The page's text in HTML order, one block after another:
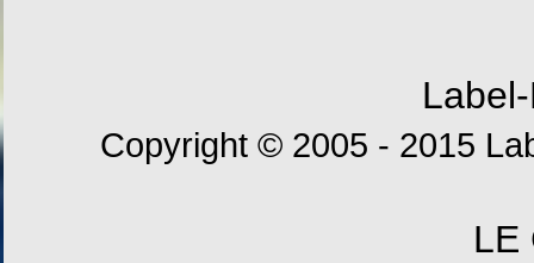
Copyright © 2005 - 2015
LE